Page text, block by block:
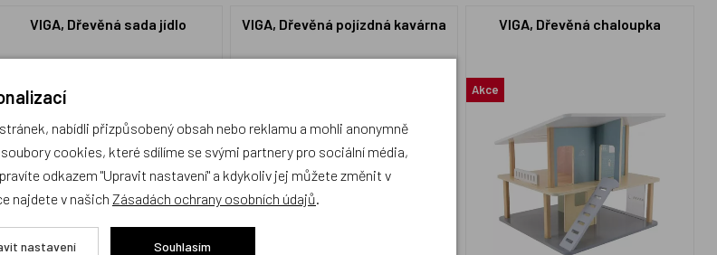
VIGA, Dřevěná sada jídlo VIGA, Dřevěná pojízdná kavárna VIGA, Dřevěná chaloupka
Akce
nabídli přizpůsobený obsah nebo reklamu a mohli anonymně
cookies, které sdílíme se svými partnery pro sociální média,
odkazem "Upravit nastavení" a kdykoliv jej můžete změnit v
najdete v našich Zásadách ochrany osobních údajů.
nastavení Souhlasím